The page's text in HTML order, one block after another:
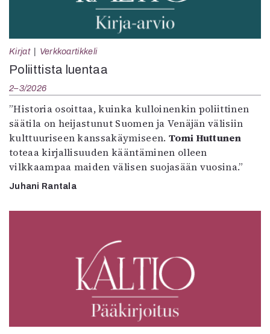
Kirjat Verkkoartikkeli
Poliittista luentaa
2–3/2026
”Historia osoittaa, kuinka kulloinenkin poliittinen
säätila on heijastunut Suomen ja Venäjän välisiin
kulttuuriseen kanssakäymiseen. Tomi Huttunen
toteaa kirjallisuuden kääntäminen olleen
vilkkaampaa maiden välisen suojasään vuosina.”
Juhani Rantala